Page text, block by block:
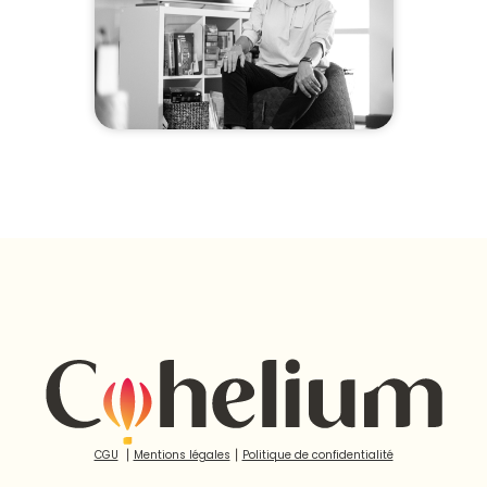
CGU Mentions légales Politique de confidentialité